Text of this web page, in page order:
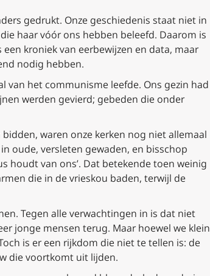
gedrukt. Onze geschiedenis staat niet in
haar vóór ons hebben beleefd. Daarom is
kroniek van eerbewijzen en data, maar
nodig hebben.
van het communisme leefde. Ons gezin had
werden gevierd; gebeden die onder
waren onze kerken nog niet allemaal
oude, versleten gewaden, en bisschop
houdt van ons’. Dat betekende toen weinig
die in de vrieskou baden, terwijl de
Tegen alle verwachtingen in is dat niet
jonge mensen terug. Maar hoewel we klein
is er een rijkdom die niet te tellen is: de
die voortkomt uit lijden.